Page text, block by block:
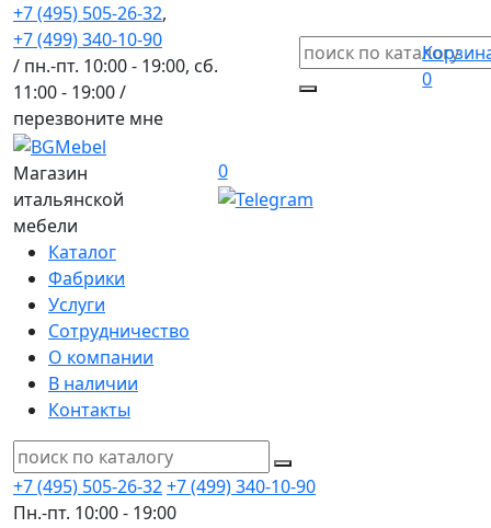
+7 (495) 505-26-32,
+7 (499) 340-10-90
/ пн.-пт. 10:00 - 19:00, сб.
11:00 - 19:00 /
перезвоните мне
0
Магазин
итальянской
мебели
0
Каталог
Фабрики
Услуги
Сотрудничество
О компании
В наличии
Контакты
+7 (495) 505-26-32+7 (499) 340-10-90
Пн.-пт. 10:00 - 19:00